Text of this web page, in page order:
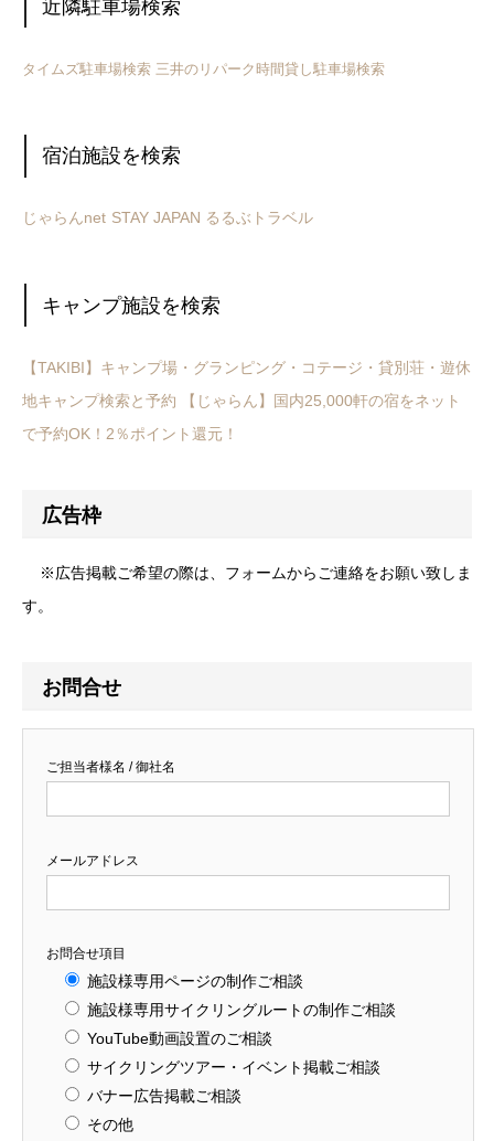
近隣駐車場検索
タイムズ駐車場検索 三井のリパーク時間貸し駐車場検索
宿泊施設を検索
じゃらんnet STAY JAPAN るるぶトラベル
キャンプ施設を検索
【TAKIBI】キャンプ場・グランピング・コテージ・貸別荘・遊休
地キャンプ検索と予約
【じゃらん】国内25,000軒の宿をネット
で予約OK！2％ポイント還元！
広告枠
※広告掲載ご希望の際は、フォームからご連絡をお願い致しま
す。
お問合せ
ご担当者様名 / 御社名
メールアドレス
お問合せ項目
施設様専用ページの制作ご相談
施設様専用サイクリングルートの制作ご相談
YouTube動画設置のご相談
サイクリングツアー・イベント掲載ご相談
バナー広告掲載ご相談
その他